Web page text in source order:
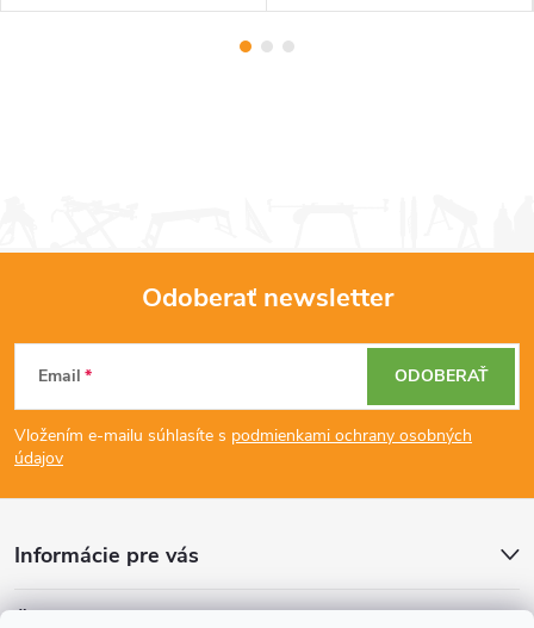
Z
á
p
ä
t
Odoberať newsletter
Email
Vložením e-mailu súhlasíte s podmienkami ochrany osobných
údajov
ODOBERAŤ
Informácie pre vás